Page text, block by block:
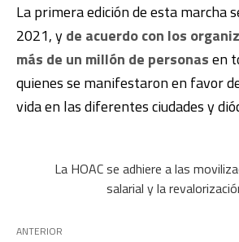
La primera edición de esta marcha
2021, yde acuerdo con los
más de un millón de personasen
quienes se manifestaron en favor
vida en las diferentes ciudades y
La HOAC se adhiere a las
salarial y la
ANTERIOR